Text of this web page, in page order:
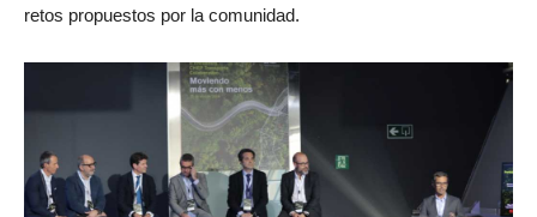
retos propuestos por la comunidad.